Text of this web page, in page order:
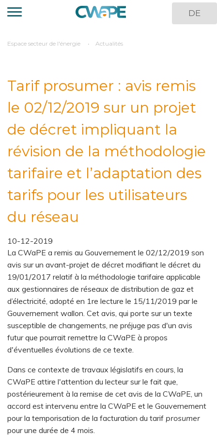
Aller
au
principal
DE
You
Espace secteur de l'énergie Actualités
Tarif prosumer : avis remis
le 02/12/2019 sur un projet
de décret impliquant la
révision de la méthodologie
tarifaire et l’adaptation des
tarifs pour les utilisateurs
du réseau
10-12-2019
La CWaPE a remis au Gouvernement le 02/12/2019 son
avis sur un avant-projet de décret modifiant le décret du
19/01/2017 relatif à la méthodologie tarifaire applicable
aux gestionnaires de réseaux de distribution de gaz et
d’électricité, adopté en 1re lecture le 15/11/2019 par le
Gouvernement wallon. Cet avis, qui porte sur un texte
susceptible de changements, ne préjuge pas d'un avis
futur que pourrait remettre la CWaPE à propos
d'éventuelles évolutions de ce texte.
Dans ce contexte de travaux législatifs en cours, la
CWaPE attire l'attention du lecteur sur le fait que,
postérieurement à la remise de cet avis de la CWaPE, un
accord est intervenu entre la CWaPE et le Gouvernement
pour la temporisation de la facturation du tarif prosumer
pour une durée de 4 mois.